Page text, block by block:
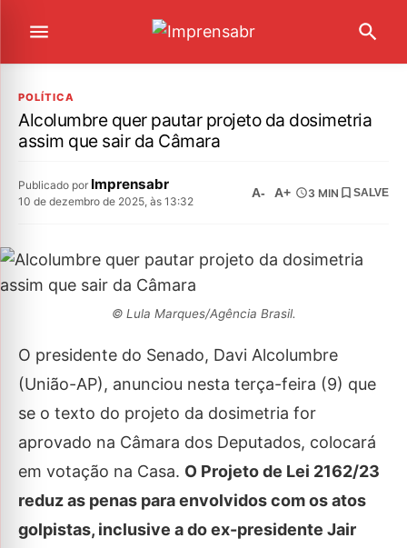
POLÍTICA
Alcolumbre quer pautar projeto da dosimetria
assim que sair da Câmara
Publicado por Imprensabr
10 de dezembro de 2025, às 13:32
A- A+ 3 MIN SALVE
© Lula Marques/Agência Brasil.
O presidente do Senado, Davi Alcolumbre
(União-AP), anunciou nesta terça-feira (9) que
se o texto do projeto da dosimetria for
aprovado na Câmara dos Deputados, colocará
em votação na Casa. O Projeto de Lei 2162/23
reduz as penas para envolvidos com os atos
golpistas, inclusive a do ex-presidente Jair